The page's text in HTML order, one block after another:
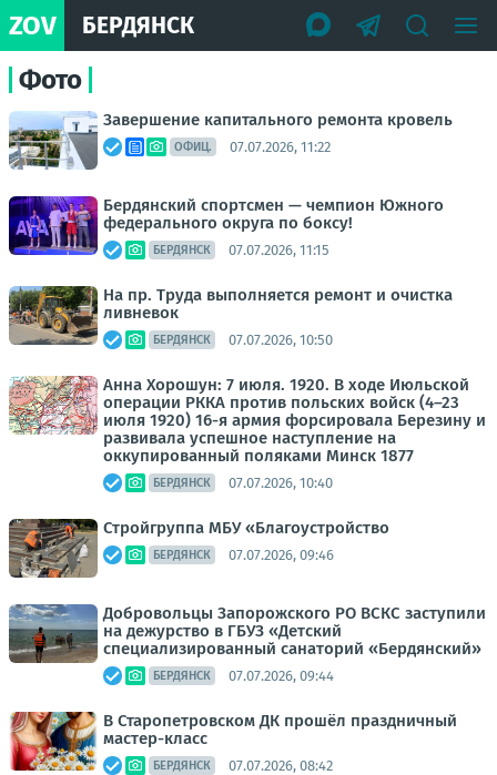
ZOV БЕРДЯНСК
Фото
Завершение капитального ремонта кровель
ОФИЦ. 07.07.2026, 11:22
Бердянский спортсмен — чемпион Южного
федерального округа по боксу!
БЕРДЯНСК 07.07.2026, 11:15
На пр. Труда выполняется ремонт и очистка
ливневок
БЕРДЯНСК 07.07.2026, 10:50
Анна Хорошун: 7 июля. 1920. В ходе Июльской
операции РККА против польских войск (4–23
июля 1920) 16-я армия форсировала Березину и
развивала успешное наступление на
оккупированный поляками Минск 1877
БЕРДЯНСК 07.07.2026, 10:40
Стройгруппа МБУ «Благоустройство
БЕРДЯНСК 07.07.2026, 09:46
Добровольцы Запорожского РО ВСКС заступили
на дежурство в ГБУЗ «Детский
специализированный санаторий «Бердянский»
БЕРДЯНСК 07.07.2026, 09:44
В Старопетровском ДК прошёл праздничный
мастер-класс
БЕРДЯНСК 07.07.2026, 08:42